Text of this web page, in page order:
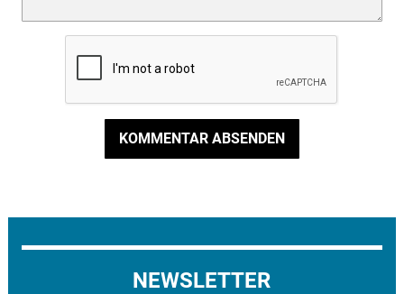
KOMMENTAR ABSENDEN
NEWSLETTER